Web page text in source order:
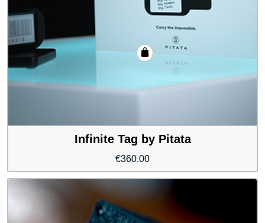
Infinite Tag by Pitata
€360.00